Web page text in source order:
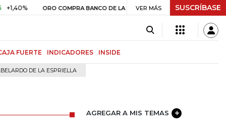
ORO COMPRA BANCO DE LA REPÚBLICA $ 408.498,97 +$
VER MÁS SUSCRÍBASE
FUERTE INDICADORES INSIDE
DE LA ESPRIELLA
AGREGAR A MIS TEMAS